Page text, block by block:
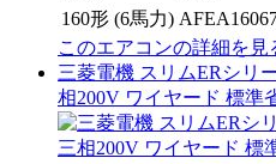
160形 (6馬力)
このエアコンの詳細を見
三菱電機 スリムERシリ
相200V ワイヤード 標準